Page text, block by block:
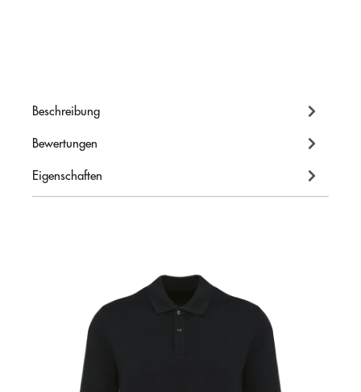
Beschreibung
Bewertungen
Eigenschaften